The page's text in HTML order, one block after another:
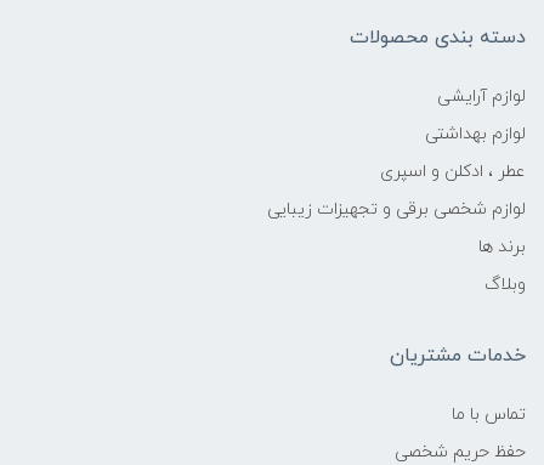
دسته بندی محصولات
لوازم آرایشی
لوازم بهداشتی
عطر ، ادکلن و اسپری
لوازم شخصی برقی و تجهیزات زیبایی
برند ها
وبلاگ
خدمات مشتریان
تماس با ما
حفظ حریم شخصی